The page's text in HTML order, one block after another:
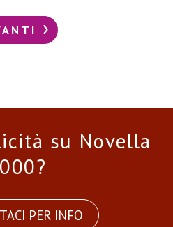
su Novella
PER INFO